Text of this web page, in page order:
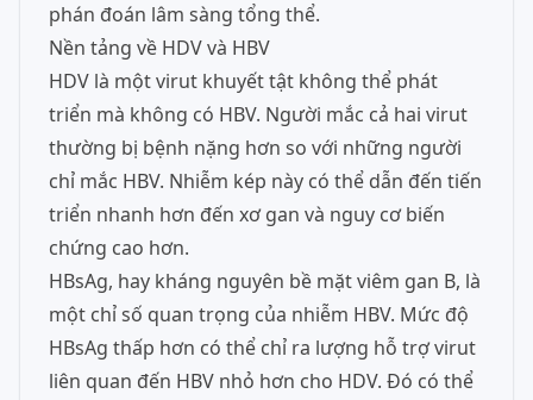
phán đoán lâm sàng tổng thể.
Nền tảng về HDV và HBV
HDV là một virut khuyết tật không thể phát
triển mà không có HBV. Người mắc cả hai virut
thường bị bệnh nặng hơn so với những người
chỉ mắc HBV. Nhiễm kép này có thể dẫn đến tiến
triển nhanh hơn đến xơ gan và nguy cơ biến
chứng cao hơn.
HBsAg, hay kháng nguyên bề mặt viêm gan B, là
một chỉ số quan trọng của nhiễm HBV. Mức độ
HBsAg thấp hơn có thể chỉ ra lượng hỗ trợ virut
liên quan đến HBV nhỏ hơn cho HDV. Đó có thể